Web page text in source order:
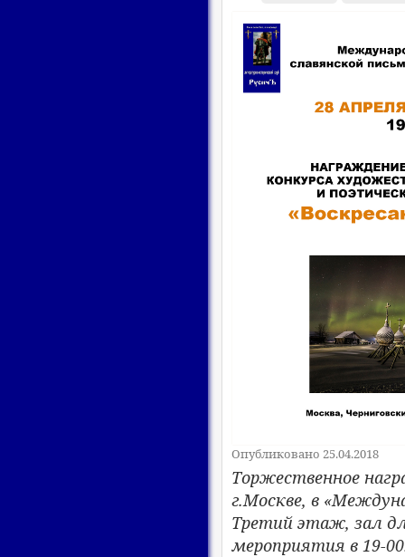
Опубликовано 25.04.2018
Торжественное
г.Москве, в
Третий этаж, зал
мероприятия в 19-